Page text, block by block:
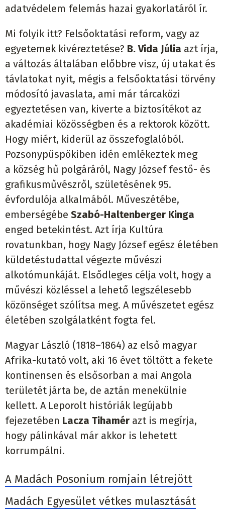
adatvédelem felemás hazai gyakorlatáról ír.
Mi folyik itt? Felsőoktatási reform, vagy az
egyetemek kivéreztetése? B. Vida Júlia azt írja,
a változás általában előbbre visz, új utakat és
távlatokat nyit, mégis a felsőoktatási törvény
módosító javaslata, ami már tárcaközi
egyeztetésen van, kiverte a biztosítékot az
akadémiai közösségben és a rektorok között.
Hogy miért, kiderül az összefoglalóból.
Pozsonypüspökiben idén emlékeztek meg
a község hű polgáráról, Nagy József festő- és
grafikusművészről, születésének 95.
évfordulója alkalmából. Műveszétébe,
emberségébe Szabó-Haltenberger Kinga
enged betekintést. Azt írja Kultúra
rovatunkban, hogy Nagy József egész életében
küldetéstudattal végezte művészi
alkotómunkáját. Elsődleges célja volt, hogy a
művészi közléssel a lehető legszélesebb
közönséget szólítsa meg. A művészetet egész
életében szolgálatként fogta fel.
Magyar László (1818–1864) az első magyar
Afrika-kutató volt, aki 16 évet töltött a fekete
kontinensen és elsősorban a mai Angola
területét járta be, de aztán menekülnie
kellett. A Leporolt históriák legújabb
fejezetében Lacza Tihamér azt is megírja,
hogy pálinkával már akkor is lehetett
korrumpálni.
A Madách Posonium romjain létrejött
Madách Egyesület vétkes mulasztását